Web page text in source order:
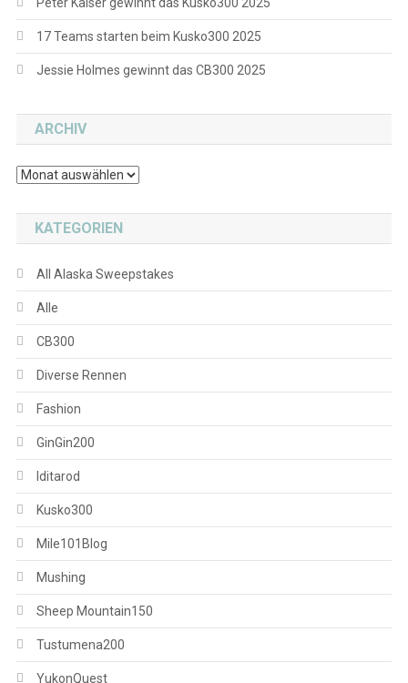
17 Teams starten beim Kusko300 2025
Jessie Holmes gewinnt das CB300 2025
ARCHIV
Archiv
KATEGORIEN
All Alaska Sweepstakes
Alle
CB300
Diverse Rennen
Fashion
GinGin200
Iditarod
Kusko300
Mile101Blog
Mushing
Sheep Mountain150
Tustumena200
YukonQuest